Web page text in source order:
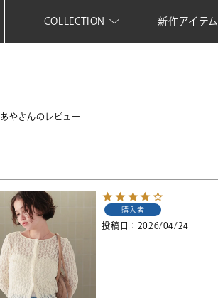
COLLECTION 新作アイテム
あやさんのレビュー
購入者
投稿日 2026/04/24